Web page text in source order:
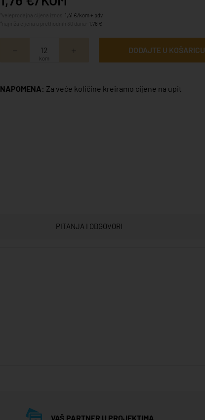
1,41 €/kom + pdv
1,76 €
kom
DODAJTE U KOŠARICU
NAPOMENA: Za veće količine kreiramo cijene na upit
PITANJA I ODGOVORI
VAŠ PARTNER U PROJEKTIMA